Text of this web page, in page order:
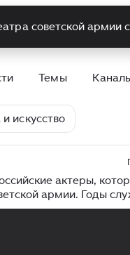
Темы
искусство
актеры,
армии. Годы